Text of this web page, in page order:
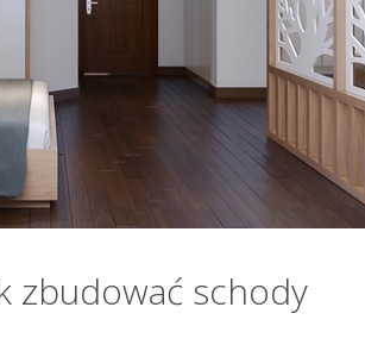
zbudować schody